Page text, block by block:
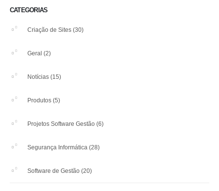
CATEGORIAS
Criação de Sites (30)
Geral (2)
Notícias (15)
Produtos (5)
Projetos Software Gestão (6)
Segurança Informática (28)
Software de Gestão (20)